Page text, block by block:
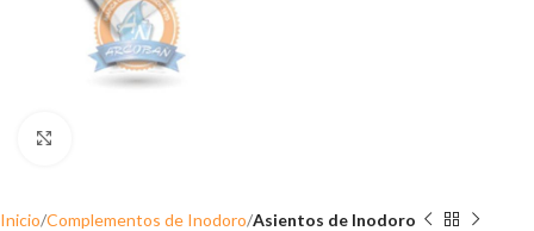
Inicio Complementos de Inodoro Asientos de Inodoro